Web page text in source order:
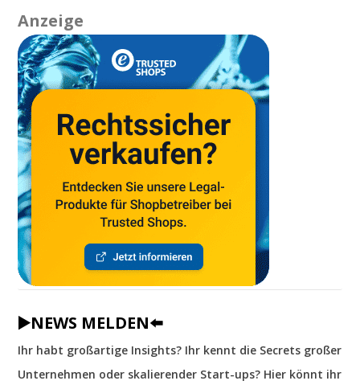
Anzeige
▶️NEWS MELDEN⬅️
Ihr habt großartige Insights? Ihr kennt die Secrets großer
Unternehmen oder skalierender Start-ups? Hier könnt ihr